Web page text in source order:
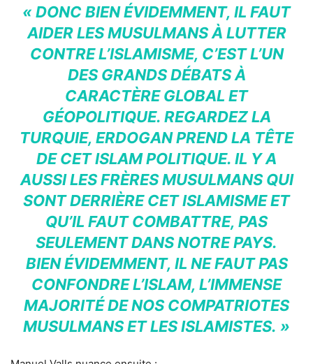
« DONC BIEN ÉVIDEMMENT, IL FAUT
AIDER LES MUSULMANS À LUTTER
CONTRE L’ISLAMISME, C’EST L’UN
DES GRANDS DÉBATS À
CARACTÈRE GLOBAL ET
GÉOPOLITIQUE. REGARDEZ LA
TURQUIE, ERDOGAN PREND LA TÊTE
DE CET ISLAM POLITIQUE. IL Y A
AUSSI LES FRÈRES MUSULMANS QUI
SONT DERRIÈRE CET ISLAMISME ET
QU’IL FAUT COMBATTRE, PAS
SEULEMENT DANS NOTRE PAYS.
BIEN ÉVIDEMMENT, IL NE FAUT PAS
CONFONDRE L’ISLAM, L’IMMENSE
MAJORITÉ DE NOS COMPATRIOTES
MUSULMANS ET LES ISLAMISTES. »